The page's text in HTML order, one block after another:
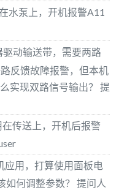
水泵上，开机报警A11
动输送带，需要两路
反馈故障报警，但本机
实现双路信号输出？ 提
传送上，开机后报警
应用，打算使用面板电
何调整参数？ 提问人